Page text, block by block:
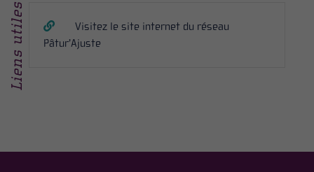
Liens utiles
Visitez le site internet du réseau
Pâtur’Ajuste